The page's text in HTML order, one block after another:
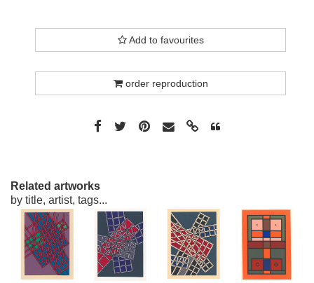
Add to favourites
order reproduction
Related artworks
by title, artist, tags...